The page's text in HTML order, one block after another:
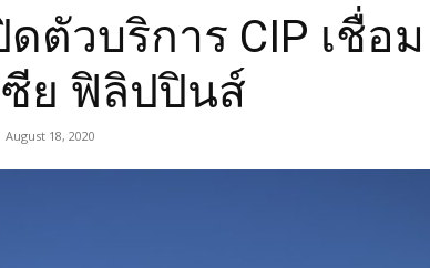
ดตัวบริการ CIP เชื่อ
ย ฟิลิปปินส์
August 18, 2020